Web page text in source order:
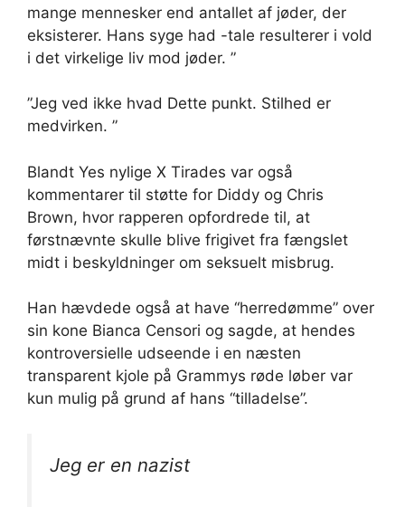
mange mennesker end antallet af jøder, der
eksisterer. Hans syge had -tale resulterer i vold
i det virkelige liv mod jøder. ”
”Jeg ved ikke hvad Dette punkt. Stilhed er
medvirken. ”
Blandt Yes nylige X Tirades var også
kommentarer til støtte for Diddy og Chris
Brown, hvor rapperen opfordrede til, at
førstnævnte skulle blive frigivet fra fængslet
midt i beskyldninger om seksuelt misbrug.
Han hævdede også at have “herredømme” over
sin kone Bianca Censori og sagde, at hendes
kontroversielle udseende i en næsten
transparent kjole på Grammys røde løber var
kun mulig på grund af hans “tilladelse”.
Jeg er en nazist